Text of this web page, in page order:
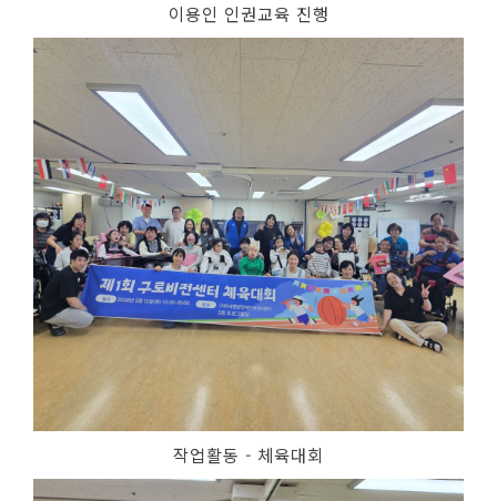
이용인 인권교육 진행
작업활동 - 체육대회